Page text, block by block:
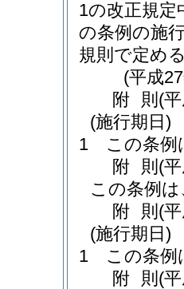
1の改正規
の条例の施
規則で定め
(平成
附 則 (
(施行期日)
1
この条例
附 則 (
この条例
附 則 (
(施行期日)
1
この条例
附 則 (